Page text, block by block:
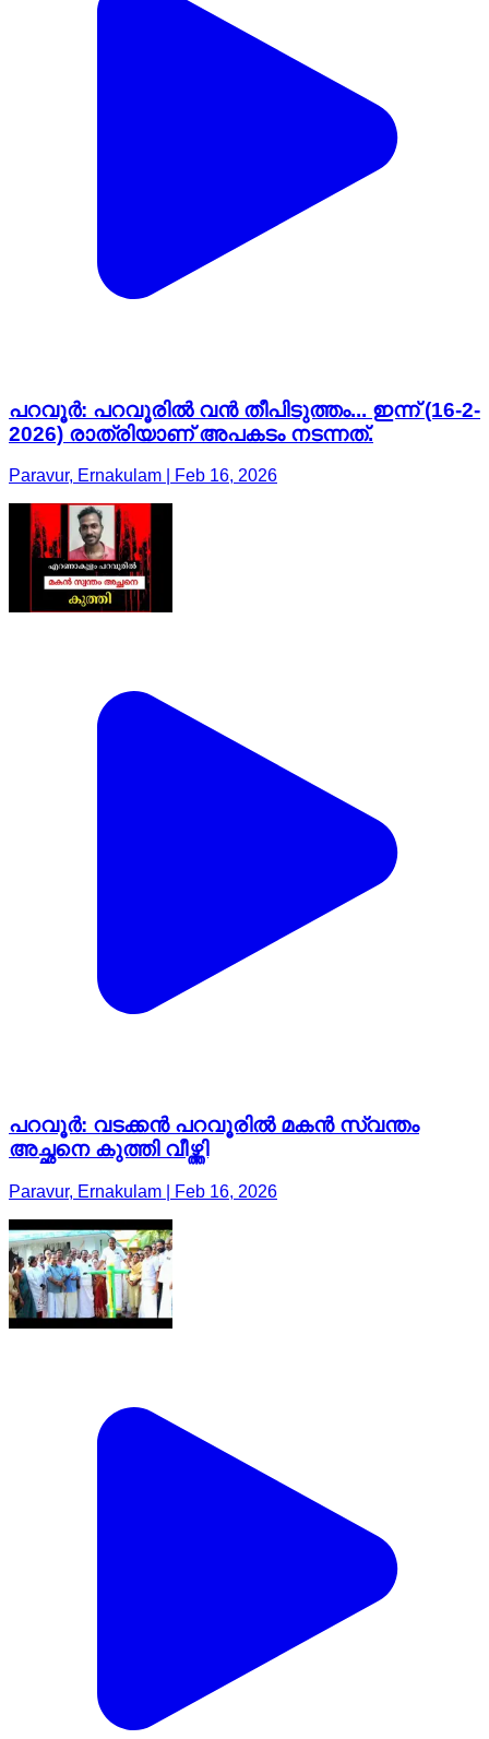
പറവൂർ: പറവൂരിൽ വൻ തീപിടുത്തം... ഇന്ന് (16-2-
2026) രാത്രിയാണ് അപകടം നടന്നത്.
Paravur, Ernakulam | Feb 16, 2026
പറവൂർ: വടക്കൻ പറവൂരിൽ മകൻ സ്വന്തം
അച്ഛനെ കുത്തി വീഴ്ത്തി
Paravur, Ernakulam | Feb 16, 2026